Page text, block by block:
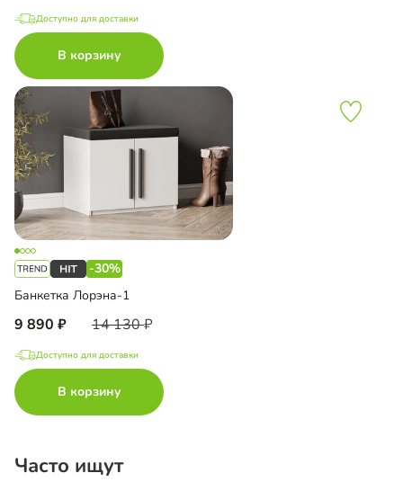
Доступно для доставки
В корзину
-30%
Банкетка Лорэна-1
9 890 14 130
Доступно для доставки
В корзину
Часто ищут